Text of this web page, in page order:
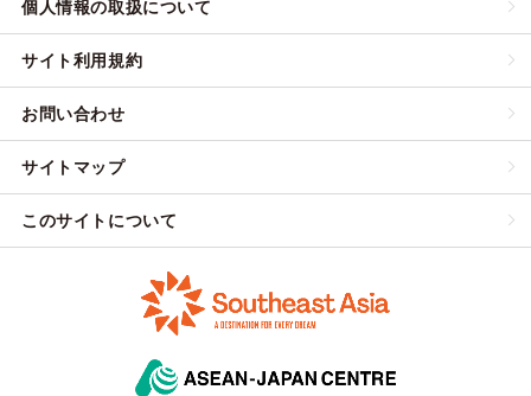
個人情報の取扱について
サイト利用規約
お問い合わせ
サイトマップ
このサイトについて